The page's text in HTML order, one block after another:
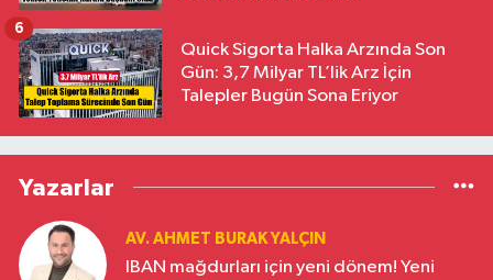
Quick Sigorta Halka Arzında Son
Gün: 3,7 Milyar TL’lik Arz İçin
Talepler Bugün Sona Eriyor
6
Yazarlar
AV. AHMET BURAK YALÇIN
IBAN mağdurları için yeni dönem! Yeni